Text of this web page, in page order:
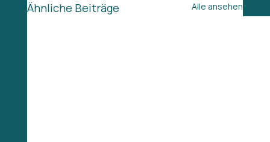
Ähnliche Beiträge Alle ansehen